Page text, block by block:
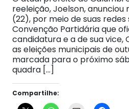
reeleição, Joelson,
(22), por meio de suas redes
Convenção Partidária que
candidatura e a de sua vice,
as eleições municipais de
marcada para o próximo
quadra […]
Compartilhe: